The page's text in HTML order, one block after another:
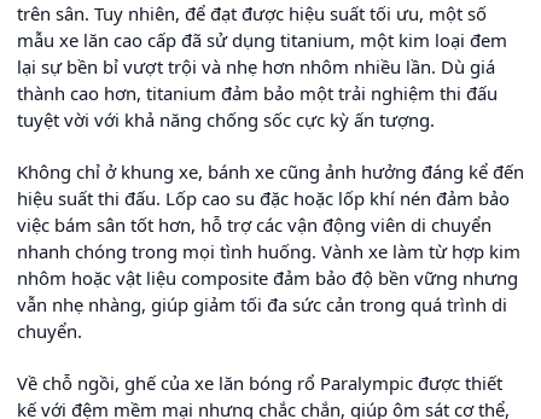
trên sân. Tuy nhiên, để đạt được hiệu suất tối ưu, một số
mẫu xe lăn cao cấp đã sử dụng titanium, một kim loại đem
lại sự bền bỉ vượt trội và nhẹ hơn nhôm nhiều lần. Dù giá
thành cao hơn, titanium đảm bảo một trải nghiệm thi đấu
tuyệt vời với khả năng chống sốc cực kỳ ấn tượng.
Không chỉ ở khung xe, bánh xe cũng ảnh hưởng đáng kể đến
hiệu suất thi đấu. Lốp cao su đặc hoặc lốp khí nén đảm bảo
việc bám sân tốt hơn, hỗ trợ các vận động viên di chuyển
nhanh chóng trong mọi tình huống. Vành xe làm từ hợp kim
nhôm hoặc vật liệu composite đảm bảo độ bền vững nhưng
vẫn nhẹ nhàng, giúp giảm tối đa sức cản trong quá trình di
chuyển.
Về chỗ ngồi, ghế của xe lăn bóng rổ Paralympic được thiết
kế với đệm mềm mại nhưng chắc chắn, giúp ôm sát cơ thể,